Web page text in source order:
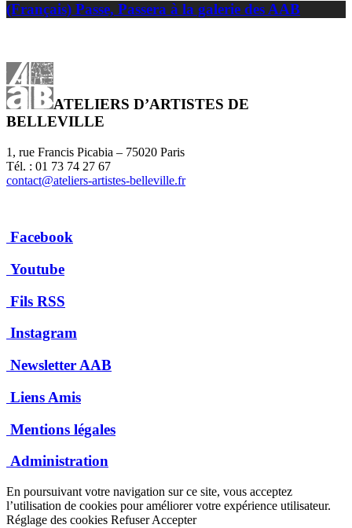
(Français) Passe, Passera à la galerie des AAB
ATELIERS D’ARTISTES DE
BELLEVILLE
1, rue Francis Picabia – 75020 Paris
Tél. : 01 73 74 27 67
contact@ateliers-artistes-belleville.fr
Facebook
Youtube
Fils RSS
Instagram
Newsletter AAB
Liens Amis
Mentions légales
Administration
En poursuivant votre navigation sur ce site, vous acceptez
l’utilisation de cookies pour améliorer votre expérience utilisateur.
Réglage des cookies Refuser Accepter